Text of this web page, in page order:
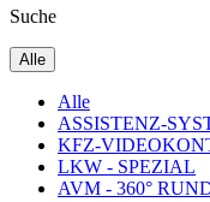
Suche
Alle
Alle
ASSISTENZ-
KFZ-
LKW - SPEZIAL
AVM - 360°